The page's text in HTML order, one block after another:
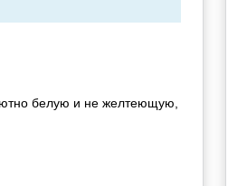
белую и не желтеющую,